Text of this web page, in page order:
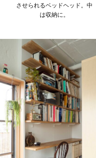
させられるベッドヘッド。中
は収納に。